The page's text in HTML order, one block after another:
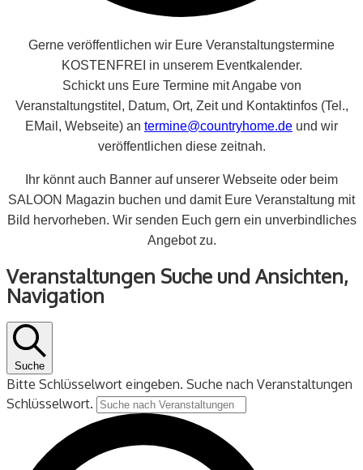
Gerne veröffentlichen wir Eure Veranstaltungstermine
KOSTENFREI in unserem Eventkalender.
Schickt uns Eure Termine mit Angabe von
Veranstaltungstitel, Datum, Ort, Zeit und Kontaktinfos (Tel.,
EMail, Webseite) an termine@countryhome.de und wir
veröffentlichen diese zeitnah.
Ihr könnt auch Banner auf unserer Webseite oder beim
SALOON Magazin buchen und damit Eure Veranstaltung mit
Bild hervorheben. Wir senden Euch gern ein unverbindliches
Angebot zu.
Veranstaltungen
für
September
2025
Veranstaltungen Suche und Ansichten,
Navigation
Suche
Bitte Schlüsselwort eingeben. Suche nach Veranstaltungen
Schlüsselwort.